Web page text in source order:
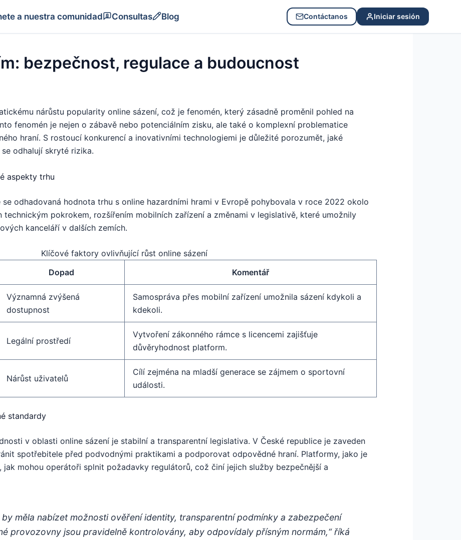
a nuestra comunidad Consultas Blog Contáctanos Iniciar sesión
bezpečnost, regulace a budoucnost
nárůstu popularity online sázení, což je fenomén, který zásadně proměnil pohled na
fenomén je nejen o zábavě nebo potenciálním zisku, ale také o komplexní problematice
hraní. S rostoucí konkurencí a inovativními technologiemi je důležité porozumět, jaké
odhalují skryté rizika.
aspekty trhu
odhadovaná hodnota trhu s online hazardními hrami v Evropě pohybovala v roce 2022 okolo
technickým pokrokem, rozšířením mobilních zařízení a změnami v legislativě, které umožnily
kanceláří v dalších zemích.
Klíčové faktory ovlivňující růst online sázení
Dopad Komentář
Významná zvýšená
dostupnost
Samospráva přes mobilní zařízení umožnila sázení kdykoli a
kdekoli.
Legální prostředí
Vytvoření zákonného rámce s licencemi zajišťuje
důvěryhodnost platform.
Nárůst uživatelů
Cílí zejména na mladší generace se zájmem o sportovní
události.
standardy
v oblasti online sázení je stabilní a transparentní legislativa. V České republice je zaveden
spotřebitele před podvodnými praktikami a podporovat odpovědné hraní. Platformy, jako je
jak mohou operátoři splnit požadavky regulátorů, což činí jejich služby bezpečnější a
měla nabízet možnosti ověření identity, transparentní podmínky a zabezpečení
provozovny jsou pravidelně kontrolovány, aby odpovídaly přísným normám,“ říká